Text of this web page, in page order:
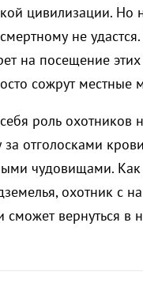
цивилизации. Но
не
на посещение
сожрут местные
роль охотников
отголосками
чудовищами.
охотник с
сможет вернуться